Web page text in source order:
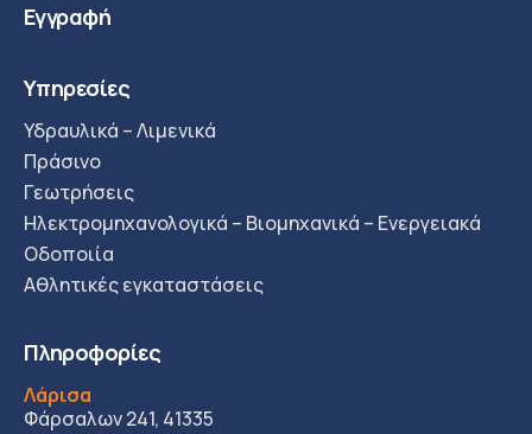
Εγγραφή
Υπηρεσίες
Υδραυλικά – Λιμενικά
Πράσινο
Γεωτρήσεις
Ηλεκτρομηχανολογικά – Βιομηχανικά – Ενεργειακά
Οδοποιία
Αθλητικές εγκαταστάσεις
Πληροφορίες
Λάρισα
Φάρσαλων 241, 41335